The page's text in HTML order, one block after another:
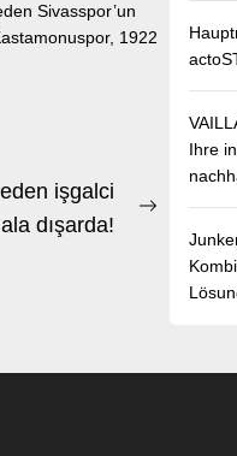
Sivasspor’un
1922
post:
işgalci
dışarda!
Ihre